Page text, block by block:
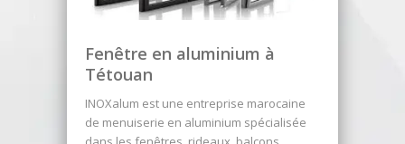
Fenêtre en aluminium à
Tétouan
INOXalum est une entreprise marocaine
de menuiserie en aluminium spécialisée